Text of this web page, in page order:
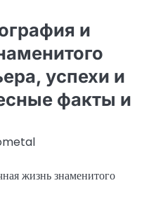
и
успехи и
факты и